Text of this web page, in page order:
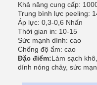
Khả năng cung cấp:
Trung bình lực peeling:
Áp lực: 0,3-0,6 Nhấn
Thời gian in: 10-15
Sức mạnh dính: cao
Chống độ ẩm: cao
Đặc điểm:Làm sạch
dính nóng chảy, sức